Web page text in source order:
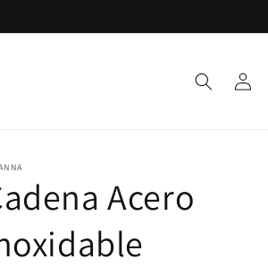
Iniciar
sesión
Acero